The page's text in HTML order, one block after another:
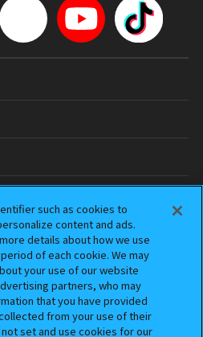
針
such as cookies to
content and ads.
details about how we use
of each cookie. We may
your use of our website
partners, who may
that you have provided
from your use of their
set and use cookies for our